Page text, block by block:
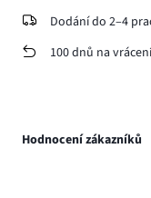
Dodání do 2–4
100 dnů na vrácení
Hodnocení zákazníků